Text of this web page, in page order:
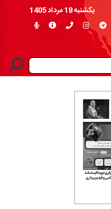
یکشنبه 18 مرداد 1405